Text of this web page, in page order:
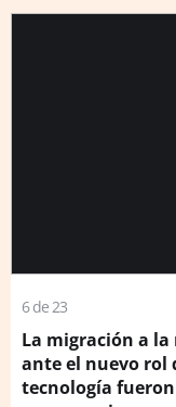
6 de 23
La migración a
ante el nuevo rol
tecnología